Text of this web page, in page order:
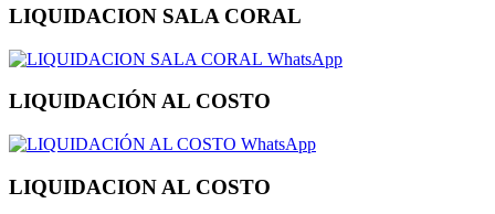
LIQUIDACION SALA CORAL
WhatsApp
LIQUIDACIÓN AL COSTO
WhatsApp
LIQUIDACION AL COSTO